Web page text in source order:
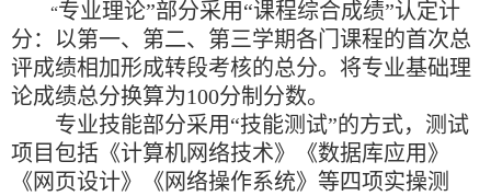
“专业理论”部分采用“课程综合成绩”认定计
分：以第一、第二、第三学期各门课程的首次总
评成绩相加形成转段考核的总分。将专业基础理
论成绩总分换算为100分制分数。
专业技能部分采用“技能测试”的方式，测试
项目包括《计算机网络技术》《数据库应用》
《网页设计》《网络操作系统》等四项实操测